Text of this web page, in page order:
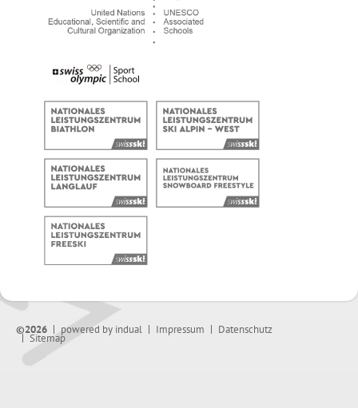
©2026 powered by indual Impressum Datenschutz
Sitemap